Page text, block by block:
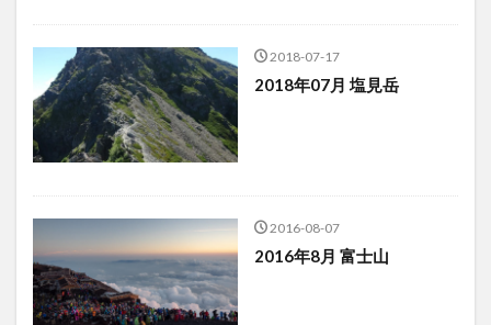
2018-07-17
2018年07月 塩見岳
2016-08-07
2016年8月 富士山